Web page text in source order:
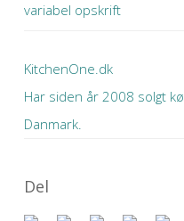
variabel opskrift
KitchenOne.dk
Har siden år 2008 solgt
Danmark.
Del